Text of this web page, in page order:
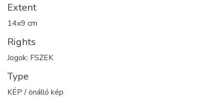
Extent
14x9 cm
Rights
Jogok: FSZEK
Type
KÉP / önálló kép